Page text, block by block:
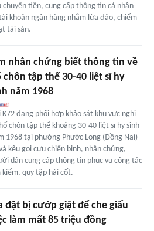
chuyển tiền, cung cấp thông tin cá nhân
khoản ngân hàng nhằm lừa đảo, chiếm
tài sản.
nhân chứng biết thông tin về
chôn tập thể 30-40 liệt sĩ hy
năm 1968
đang phối hợp khảo sát khu vực nghi
chôn tập thể khoảng 30-40 liệt sĩ hy sinh
1968 tại phường Phước Long (Đồng Nai)
kêu gọi cựu chiến binh, nhân chứng,
dân cung cấp thông tin phục vụ công tác
kiếm, quy tập hài cốt.
đặt bị cướp giật để che giấu
làm mất 85 triệu đồng